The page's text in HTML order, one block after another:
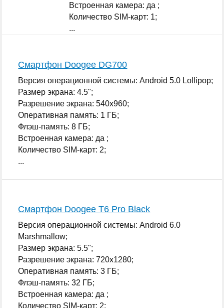
Встроенная камера: да ;
Количество SIM-карт: 1;
...
Смартфон Doogee DG700
Версия операционной системы: Android 5.0 Lollipop;
Размер экрана: 4.5";
Разрешение экрана: 540x960;
Оперативная память: 1 ГБ;
Флэш-память: 8 ГБ;
Встроенная камера: да ;
Количество SIM-карт: 2;
...
Смартфон Doogee T6 Pro Black
Версия операционной системы: Android 6.0
Marshmallow;
Размер экрана: 5.5";
Разрешение экрана: 720x1280;
Оперативная память: 3 ГБ;
Флэш-память: 32 ГБ;
Встроенная камера: да ;
Количество SIM-карт: 2;